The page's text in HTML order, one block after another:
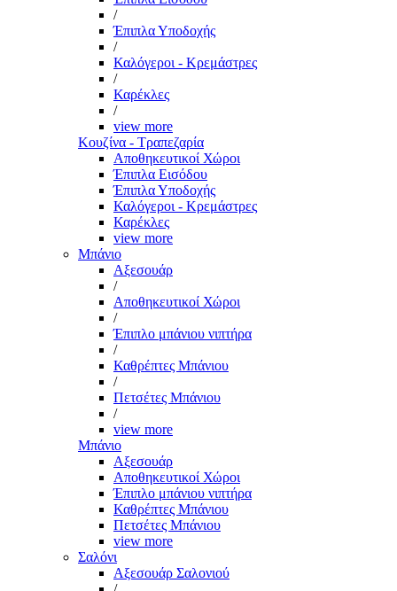
/
Έπιπλα Υποδοχής
/
Καλόγεροι - Κρεμάστρες
/
Καρέκλες
/
view more
Κουζίνα - Τραπεζαρία
Αποθηκευτικοί Χώροι
Έπιπλα Εισόδου
Έπιπλα Υποδοχής
Καλόγεροι - Κρεμάστρες
Καρέκλες
view more
Μπάνιο
Αξεσουάρ
/
Αποθηκευτικοί Χώροι
/
Έπιπλο μπάνιου νιπτήρα
/
Καθρέπτες Μπάνιου
/
Πετσέτες Μπάνιου
/
view more
Μπάνιο
Αξεσουάρ
Αποθηκευτικοί Χώροι
Έπιπλο μπάνιου νιπτήρα
Καθρέπτες Μπάνιου
Πετσέτες Μπάνιου
view more
Σαλόνι
Αξεσουάρ Σαλονιού